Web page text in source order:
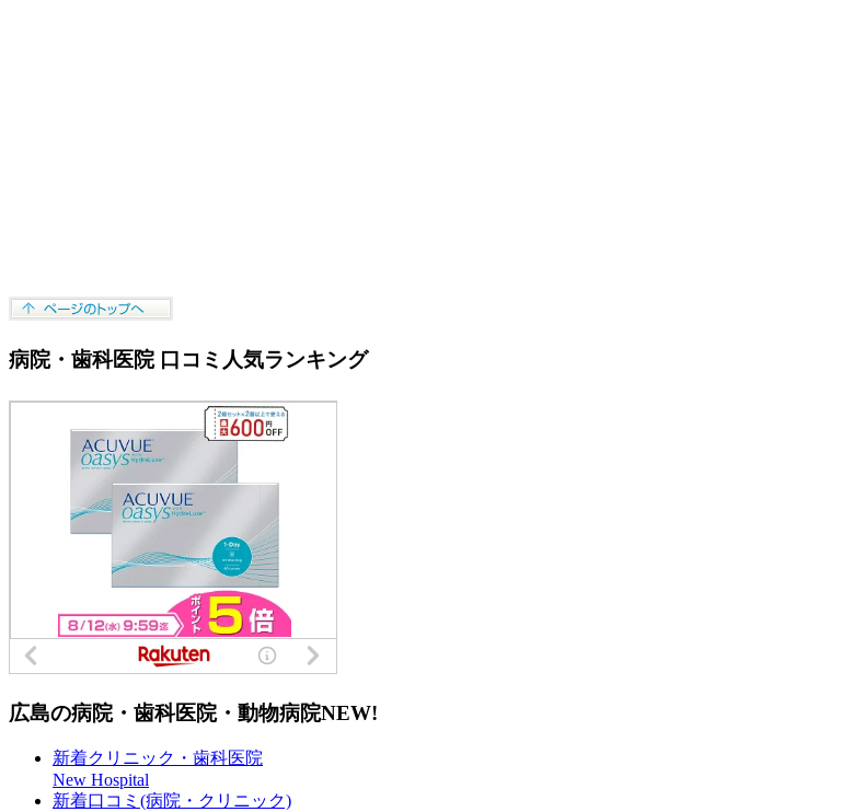
病院・歯科医院 口コミ人気ランキング
広島の病院・歯科医院・動物病院NEW!
新着クリニック・歯科医院
New Hospital
新着口コミ(病院・クリニック)